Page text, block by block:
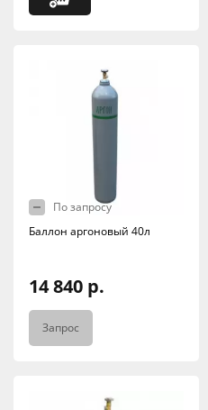
По запросу
Баллон аргоновый 40л
14 840 р.
Запрос